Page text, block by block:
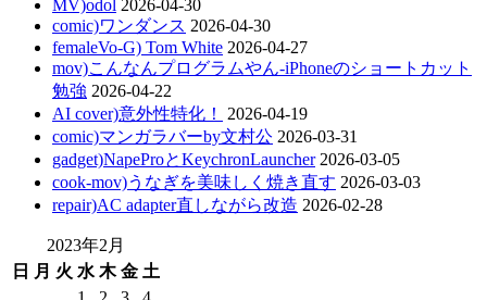
MV)odol 2026-04-30
comic)ワンダンス 2026-04-30
femaleVo-G) Tom White 2026-04-27
mov)こんなんプログラムやん-iPhoneのショートカット
勉強 2026-04-22
AI cover)意外性特化！
2026-04-19
comic)マンガラバーby文村公 2026-03-31
gadget)NapeProとKeychronLauncher 2026-03-05
cook-mov)うなぎを美味しく焼き直す 2026-03-03
repair)AC adapter直しながら改造 2026-02-28
2023年2月
日
月 火 水 木 金 土